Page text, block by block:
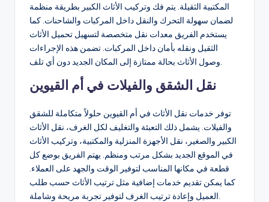
المكتبية الثقيلة. يتم فك وتركيب الأثاث الكبير بطريقة منظمة
لضمان سهولة التحرك والنقل داخل المركبات والشاحنات. كما
يستخدم الفريق معدات نقل متخصصة لتسهيل تحميل الأثاث
الثقيل ونقله بأمان داخل المركبات. تضمن هذه الإجراءات
وصول الأثاث بحالة ممتازة إلى المكان الجديد دون أي تلف.
نقل الشقق والفيلات في أم القيوين
توفر خدمات نقل الأثاث في أم القيوين حلولاً متكاملة للشقق
والفيلات. يشمل ذلك التعبئة والتغليف لكل الغرف، نقل الأثاث
الكبير والصغير، نقل الأجهزة المنزلية والمكتبية، وتركيب الأثاث
في الموقع الجديد بشكل مرتب ومنظم. يهتم الفريق بوضع كل
قطعة في مكانها المناسب لتوفير الوقت والجهد على العملاء.
كما يمكن تقديم خدمات إضافية مثل ترتيب الأثاث حسب طلب
العميل وإعادة ترتيب الغرف لتوفير تجربة مريحة وشاملة.